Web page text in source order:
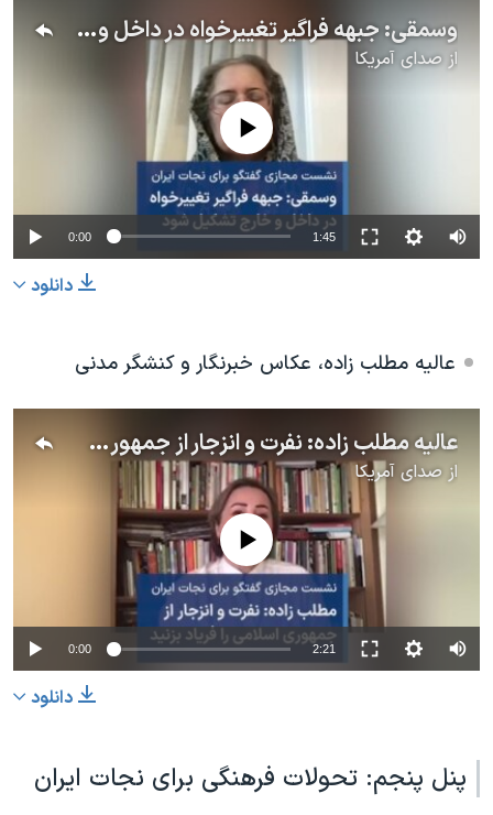
وسمقی: جبهه فراگیر تغییرخواه در داخل و خارج تشکیل شود
از صدای آمریکا
No media source currently available
0:00 1:45
دانلود
عالیه مطلب زاده، عکاس خبرنگار و کنشگر مدنی
عالیه مطلب زاده: نفرت و انزجار از جمهوری اسلامی را فریاد بزنید
از صدای آمریکا
No media source currently available
0:00 2:21
دانلود
پنل پنجم: تحولات فرهنگی برای نجات ایران